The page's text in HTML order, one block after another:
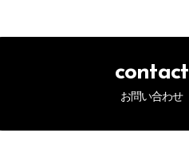
contact
お問い合わせ